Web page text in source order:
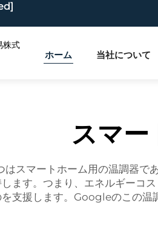
株式
ホーム 当社について
スマー
はスマートホーム用の温調器
ます。つまり、エネルギーコ
支援します。Googleのこの温